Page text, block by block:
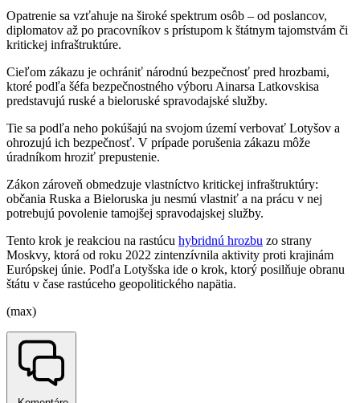
Opatrenie sa vzťahuje na široké spektrum osôb – od poslancov,
diplomatov až po pracovníkov s prístupom k štátnym tajomstvám či
kritickej infraštruktúre.
Cieľom zákazu je ochrániť národnú bezpečnosť pred hrozbami,
ktoré podľa šéfa bezpečnostného výboru Ainarsa Latkovskisa
predstavujú ruské a bieloruské spravodajské služby.
Tie sa podľa neho pokúšajú na svojom území verbovať Lotyšov a
ohrozujú ich bezpečnosť. V prípade porušenia zákazu môže
úradníkom hroziť prepustenie.
Zákon zároveň obmedzuje vlastníctvo kritickej infraštruktúry:
občania Ruska a Bieloruska ju nesmú vlastniť a na prácu v nej
potrebujú povolenie tamojšej spravodajskej služby.
Tento krok je reakciou na rastúcu hybridnú hrozbu zo strany
Moskvy, ktorá od roku 2022 zintenzívnila aktivity proti krajinám
Európskej únie. Podľa Lotyšska ide o krok, ktorý posilňuje obranu
štátu v čase rastúceho geopolitického napätia.
(max)